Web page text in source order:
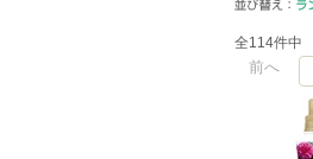
全114件中
前へ